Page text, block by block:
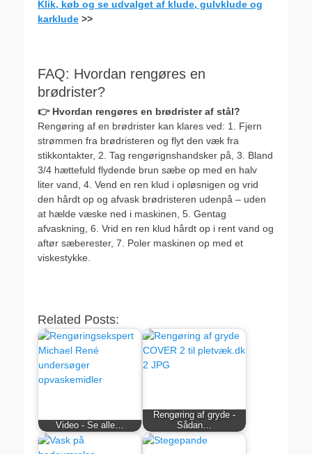
Klik, køb og se udvalget af klude, gulvklude og
karklude >>
FAQ: Hvordan rengøres en
brødrister?
👉 Hvordan rengøres en brødrister af stål?
Rengøring af en brødrister kan klares ved: 1. Fjern
strømmen fra brødristeren og flyt den væk fra
stikkontakter, 2. Tag rengørignshandsker på, 3. Bland
3/4 hættefuld flydende brun sæbe op med en halv
liter vand, 4. Vend en ren klud i opløsnigen og vrid
den hårdt op og afvask brødristeren udenpå – uden
at hælde væske ned i maskinen, 5. Gentag
afvaskning, 6. Vrid en ren klud hårdt op i rent vand og
aftør sæberester, 7. Poler maskinen op med et
viskestykke.
Related Posts:
Video - Se alle…
Rengøring af gryde -
Sådan…